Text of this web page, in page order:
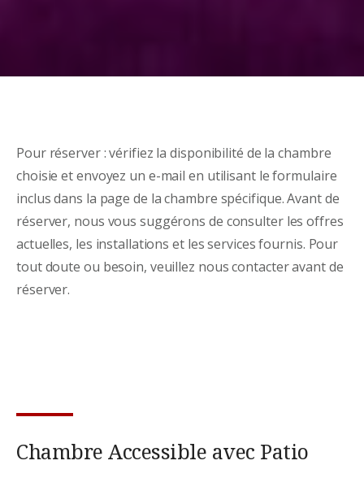
Pour réserver : vérifiez la disponibilité de la chambre
choisie et envoyez un e-mail en utilisant le formulaire
inclus dans la page de la chambre spécifique. Avant de
réserver, nous vous suggérons de consulter les offres
actuelles, les installations et les services fournis. Pour
tout doute ou besoin, veuillez nous contacter avant de
réserver.
Chambre Accessible avec Patio